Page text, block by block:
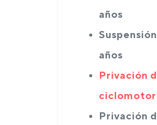
años
años
Privación
Privación